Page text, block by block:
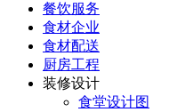
餐饮服务
食材企业
食材配送
厨房工程
装修设计
食堂设计图